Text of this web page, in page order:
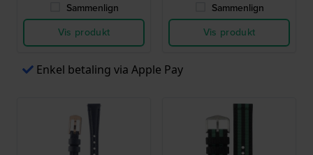
Sammenlign
Vis produkt
Sammenlign
Vis produkt
Enkel betaling via Apple Pay